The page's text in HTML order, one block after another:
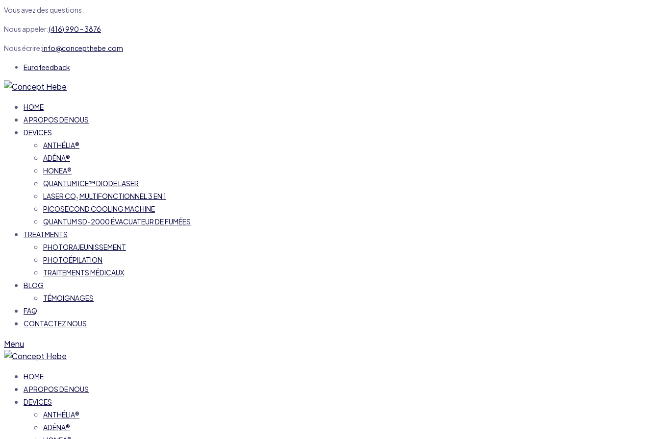
Vous avez des questions:
Nous appeler:(416) 990 - 3876
Nous écrire:info@concepthebe.com
Eurofeedback
HOME
A PROPOS DE NOUS
DEVICES
ANTHÉLIA®
ADÉNA®
HONEA®
QUANTUM ICE™ DIODE LASER
LASER CO₂ MULTIFONCTIONNEL 3 EN 1
PICOSECOND COOLING MACHINE
QUANTUM SD-2000 ÉVACUATEUR DE FUMÉES
TREATMENTS
PHOTORAJEUNISSEMENT
PHOTOÉPILATION
TRAITEMENTS MÉDICAUX
BLOG
TÉMOIGNAGES
FAQ
CONTACTEZ NOUS
Menu
HOME
A PROPOS DE NOUS
DEVICES
ANTHÉLIA®
ADÉNA®